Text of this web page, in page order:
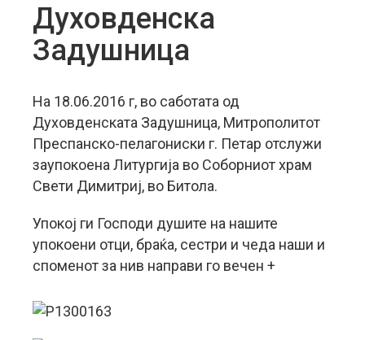
Духовденска
Задушница
На 18.06.2016 г, во саботата од
Духовденската Задушница, Митрополитот
Преспанско-пелагониски г. Петар отслужи
заупокоена Литургија во Соборниот храм
Свети Димитриј, во Битола.
Упокој ги Господи душите на нашите
упокоени отци, браќа, сестри и чеда наши и
споменот за нив направи го вечен +